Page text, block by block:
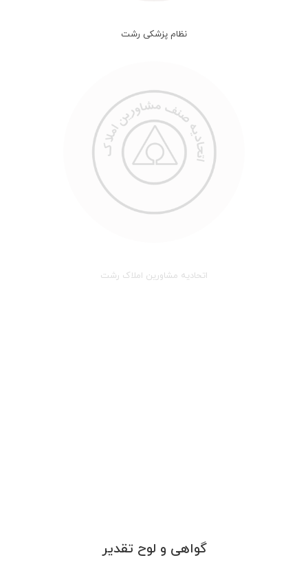
نظام پزشکی رشت
اتحادیه مشاورین املاک رشت
گواهی و لوح تقدیر